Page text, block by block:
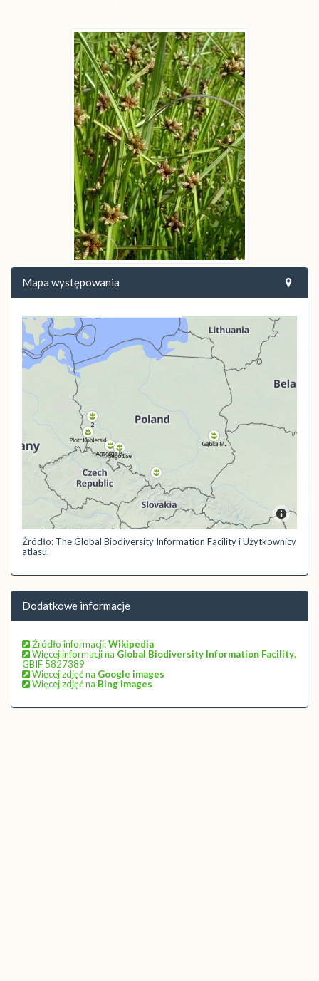
Mapa występowania
Źródło: The Global Biodiversity Information Facility i Użytkownicy
atlasu.
Dodatkowe informacje
Źródło informacji:Wikipedia
Więcej informacji na Global Biodiversity Information Facility,
GBIF 5827389
Więcej zdjęć na Google images
Więcej zdjęć na Bing images